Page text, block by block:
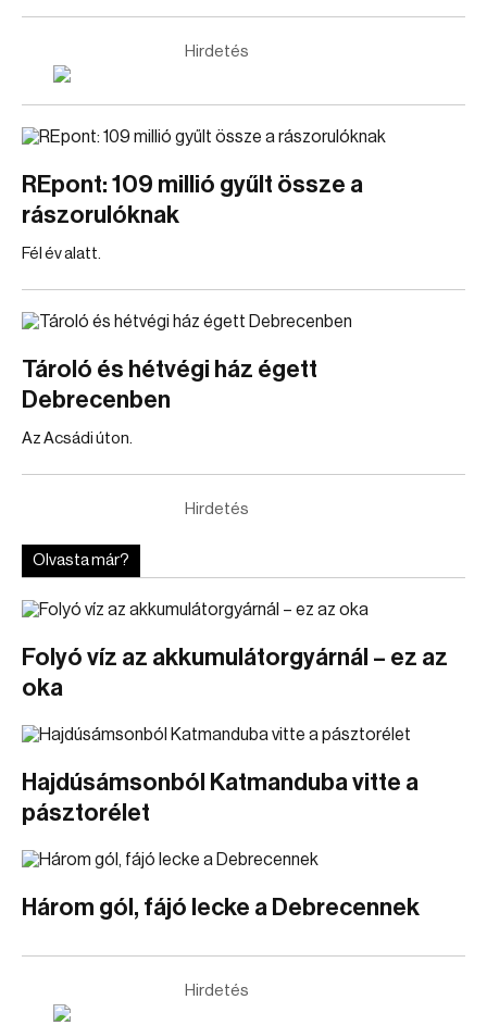
Hirdetés
REpont: 109 millió gyűlt össze a
rászorulóknak
Fél év alatt.
Tároló és hétvégi ház égett
Debrecenben
Az Acsádi úton.
Hirdetés
Olvasta már?
Folyó víz az akkumulátorgyárnál – ez az
oka
Hajdúsámsonból Katmanduba vitte a
pásztorélet
Három gól, fájó lecke a Debrecennek
Hirdetés